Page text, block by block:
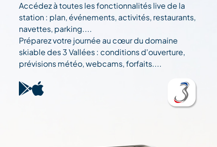
Accédez à toutes les fonctionnalités live de la
station : plan, événements, activités, restaurants,
navettes, parking....
Préparez votre journée au cœur du domaine
skiable des 3 Vallées : conditions d'ouverture,
prévisions météo, webcams, forfaits....